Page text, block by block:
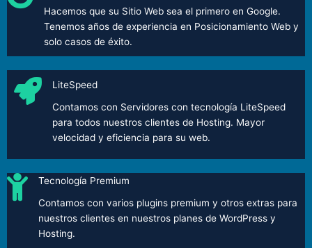
Hacemos que su Sitio Web sea el primero en Google.
Tenemos años de experiencia en Posicionamiento Web y
solo casos de éxito.
LiteSpeed
Contamos con Servidores con tecnología LiteSpeed
para todos nuestros clientes de Hosting. Mayor
velocidad y eficiencia para su web.
Tecnología Premium
Contamos con varios plugins premium y otros extras para
nuestros clientes en nuestros planes de WordPress y
Hosting.